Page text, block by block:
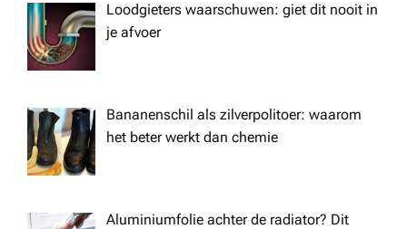
i
o
n
Loodgieters waarschuwen: giet dit nooit in
je afvoer
Bananenschil als zilverpolitoer: waarom
het beter werkt dan chemie
Aluminiumfolie achter de radiator? Dit